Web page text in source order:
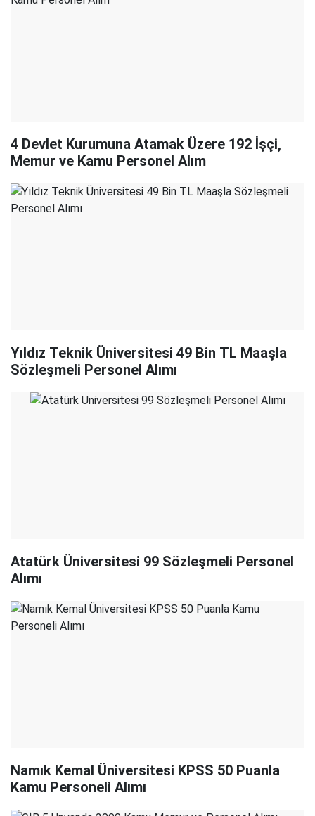
4 Devlet Kurumuna Atamak Üzere 192 İşçi,
Memur ve Kamu Personel Alım
Yıldız Teknik Üniversitesi 49 Bin TL Maaşla
Sözleşmeli Personel Alımı
Atatürk Üniversitesi 99 Sözleşmeli Personel
Alımı
Namık Kemal Üniversitesi KPSS 50 Puanla
Kamu Personeli Alımı